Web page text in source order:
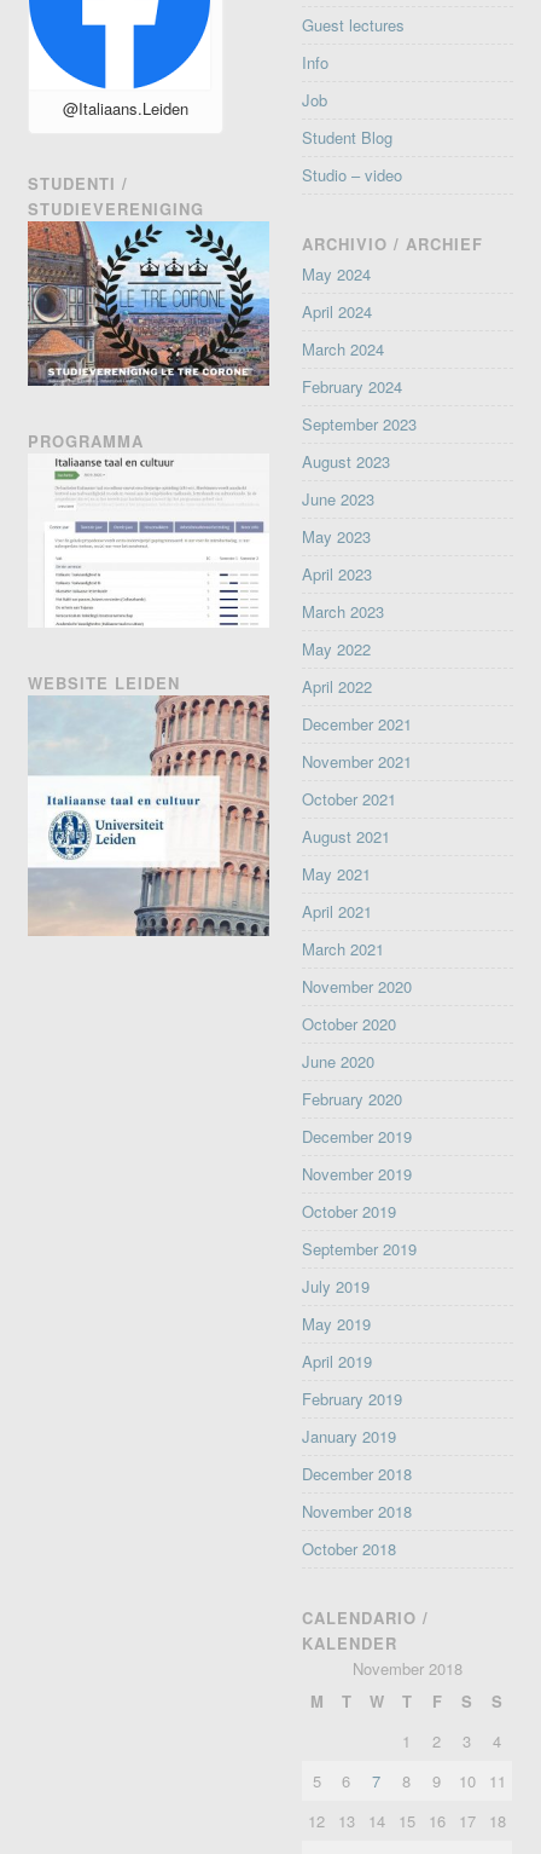
@Italiaans.Leiden
STUDENTI /
STUDIEVERENIGING
PROGRAMMA
WEBSITE LEIDEN
Guest lectures
Info
Job
Student Blog
Studio – video
ARCHIVIO / ARCHIEF
May 2024
April 2024
March 2024
February 2024
September 2023
August 2023
June 2023
May 2023
April 2023
March 2023
May 2022
April 2022
December 2021
November 2021
October 2021
August 2021
May 2021
April 2021
March 2021
November 2020
October 2020
June 2020
February 2020
December 2019
November 2019
October 2019
September 2019
July 2019
May 2019
April 2019
February 2019
January 2019
December 2018
November 2018
October 2018
CALENDARIO /
KALENDER
November 2018
M
T W T F S
S
1
2 3
4
5
6 7 8 9 10
11
12
13 14 15 16 17
18